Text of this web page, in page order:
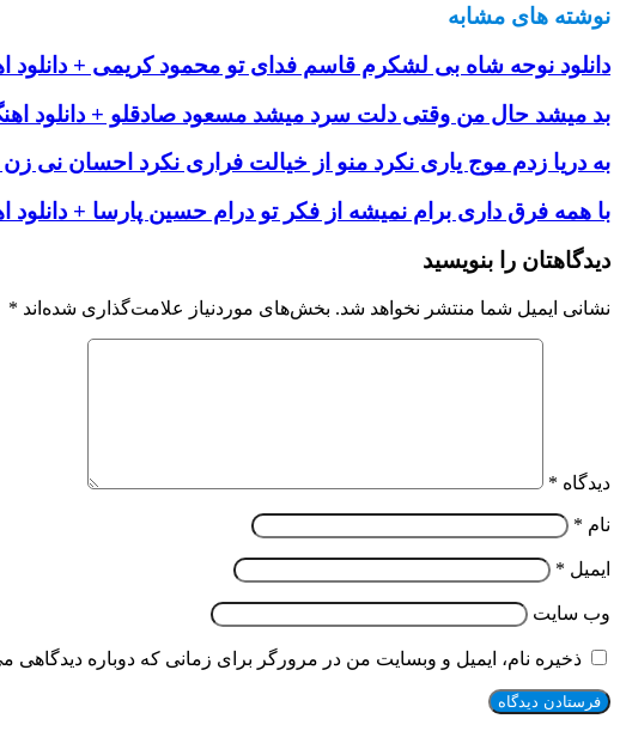
نوشته های مشابه
دانلود نوحه شاه بی لشکرم قاسم فدای تو محمود کریمی + دانلود
بد میشد حال من وقتی دلت سرد میشد مسعود صادقلو + دانلود
به دریا زدم موج یاری نکرد منو از خیالت فراری نکرد احسان نی زن
با همه فرق داری برام نمیشه از فکر تو درام حسین پارسا + دانلود
دیدگاهتان را بنویسید
نشانی ایمیل شما منتشر نخواهد شد. بخش‌های موردنیاز علامت‌گذاری شده‌اند *
دیدگاه *
نام *
ایمیل *
وب‌ سایت
ذخیره نام، ایمیل و وبسایت من در مرورگر برای زمانی که دوباره دیدگاهی